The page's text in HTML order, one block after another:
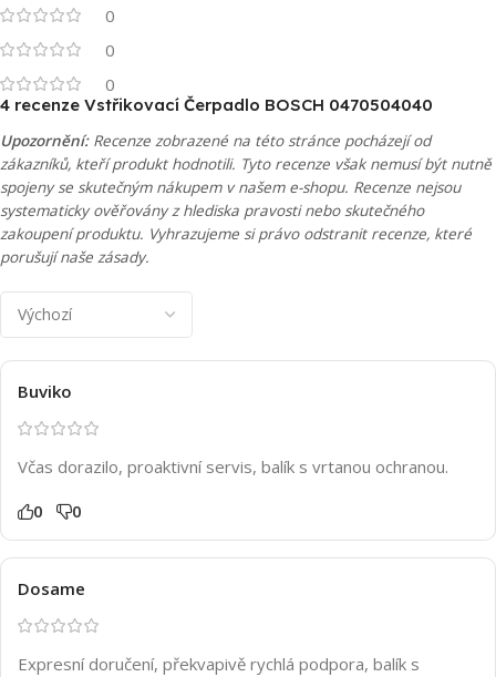
0
0
0
4 recenze Vstřikovací Čerpadlo BOSCH 0470504040
Upozornění:Recenze zobrazené na této stránce pocházejí od
zákazníků, kteří produkt hodnotili. Tyto recenze však nemusí být nutně
spojeny se skutečným nákupem v našem e-shopu. Recenze nejsou
systematicky ověřovány z hlediska pravosti nebo skutečného
zakoupení produktu. Vyhrazujeme si právo odstranit recenze, které
porušují naše zásady.
Buviko
Včas dorazilo, proaktivní servis, balík s vrtanou ochranou.
0 0
Dosame
Expresní doručení, překvapivě rychlá podpora, balík s